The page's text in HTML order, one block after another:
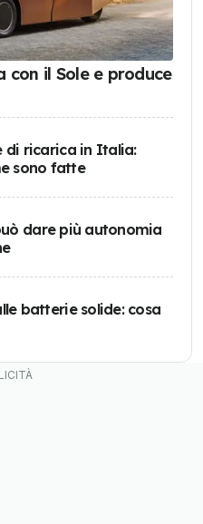
con il Sole e produce
di ricarica in Italia:
sono fatte
dare più autonomia
batterie solide: cosa